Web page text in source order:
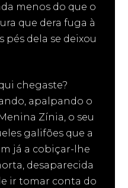
menos do que o
que dera fuga à
pés dela se deixou
chegaste?
apalpando o
Zínia, o seu
galifões que a
já a cobiçar-lhe
desaparecida
ir tomar conta do